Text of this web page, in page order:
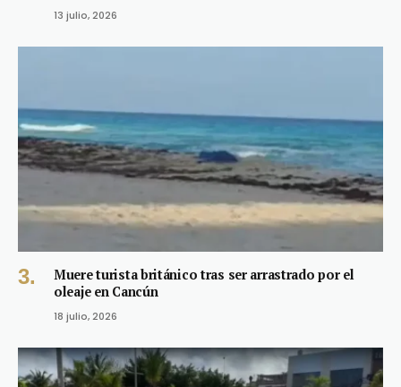
13 julio, 2026
Muere turista británico tras ser arrastrado por el
oleaje en Cancún
18 julio, 2026